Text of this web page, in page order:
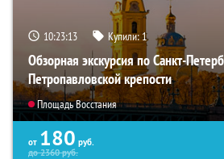
10:23:12 Купили:1
Обзорная экскурсия по Санкт-
Петропавловской крепости
Площадь Восстания
от 180 руб.
до2360руб.